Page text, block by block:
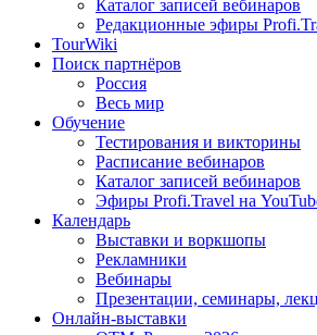
Каталог записей вебинаров
Редакционные эфиры
TourWiki
Поиск партнёров
Россия
Весь мир
Обучение
Тестирования и викторины
Расписание вебинаров
Каталог записей вебинаров
Эфиры Profi.Travel на
Календарь
Выставки и воркшопы
Рекламники
Вебинары
Презентации, семинары,
Онлайн-выставки